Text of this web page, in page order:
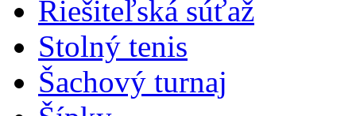
Riešiteľská súťaž
Stolný tenis
Šachový turnaj